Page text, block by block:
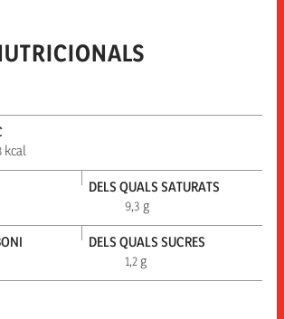
kcal
DELS QUALS SATURATS
9,3 g
DELS QUALS SUCRES
1,2 g